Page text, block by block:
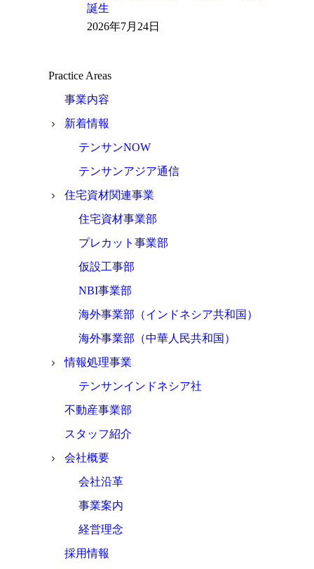
誕生
2026年7月24日
Practice Areas
事業内容
新着情報
テンサンNOW
テンサンアジア通信
住宅資材関連事業
住宅資材事業部
プレカット事業部
仮設工事部
NBI事業部
海外事業部（インドネシア共和国）
海外事業部（中華人民共和国）
情報処理事業
テンサンインドネシア社
不動産事業部
スタッフ紹介
会社概要
会社沿革
事業案内
経営理念
採用情報